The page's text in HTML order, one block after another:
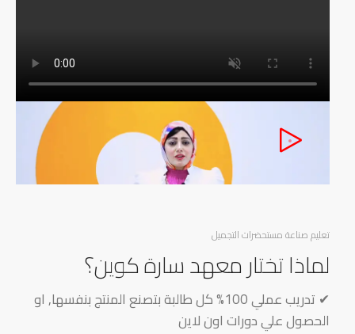
تعليم صناعة مستحضرات التجميل
لماذا تختار معهد سارة كوين؟
✔ تدريب عملي 100% كل طالبة بتصنع المنتج بنفسها, او
الحصول علي دورات اون لاين